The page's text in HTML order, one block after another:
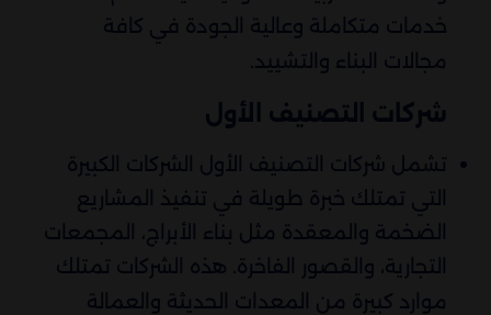
خدمات متكاملة وعالية الجودة في كافة
مجالات البناء والتشييد.
شركات التصنيف الأول
تشمل شركات التصنيف الأول الشركات الكبيرة
التي تمتلك خبرة طويلة في تنفيذ المشاريع
الضخمة والمعقدة مثل بناء الأبراج، المجمعات
التجارية، والقصور الفاخرة. هذه الشركات تمتلك
موارد كبيرة من المعدات الحديثة والعمالة